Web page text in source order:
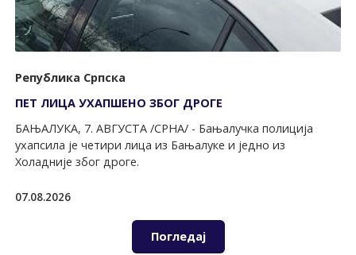
Република Српска
ПЕТ ЛИЦА УХАПШЕНО ЗБОГ ДРОГЕ
БАЊАЛУКА, 7. АВГУСТА /СРНА/ - Бањалучка полиција
ухапсила је четири лица из Бањалуке и једно из
Холадније због дроге.
07.08.2026
Погледај